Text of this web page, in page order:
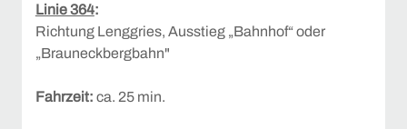
Linie 364:
Richtung Lenggries, Ausstieg „Bahnhof“ oder
„Brauneckbergbahn"
Fahrzeit: ca. 25 min.